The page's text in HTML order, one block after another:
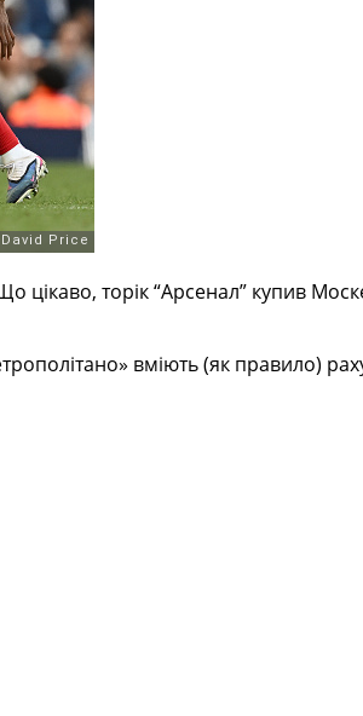
торік “Арсенал” купив
вміють (як правило)